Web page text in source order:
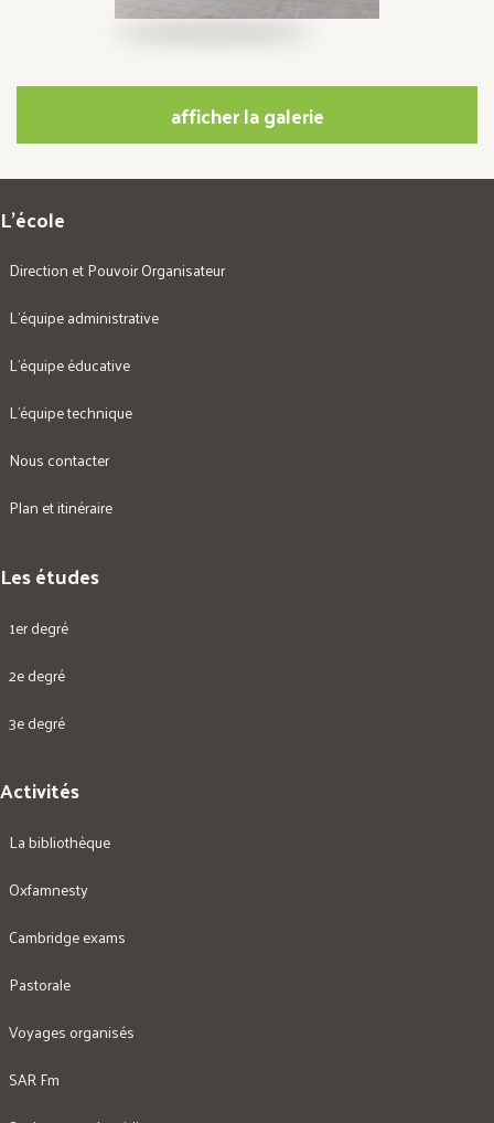
afficher la galerie
L’école
Direction et Pouvoir Organisateur
L’équipe administrative
L’équipe éducative
L’équipe technique
Nous contacter
Plan et itinéraire
Les études
1er degré
2e degré
3e degré
Activités
La bibliothèque
Oxfamnesty
Cambridge exams
Pastorale
Voyages organisés
SAR Fm